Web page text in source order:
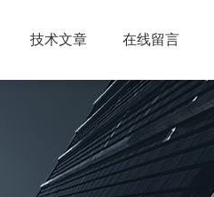
技术文章 在线留言